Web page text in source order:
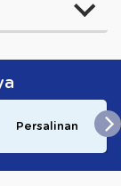
Persalinan